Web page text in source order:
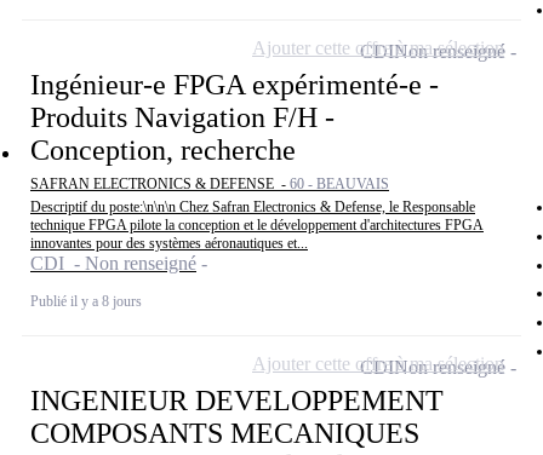
Ingénieur-e FPGA expérimenté-e -
Produits Navigation F/H -
Conception, recherche
SAFRAN ELECTRONICS & DEFENSE - 60 - BEAUVAIS
Descriptif du poste:\n\n\n Chez Safran Electronics & Defense, le Responsable
technique FPGA pilote la conception et le développement d'architectures FPGA
innovantes pour des systèmes aéronautiques et...
CDI - Non renseigné
Publié il y a 8 jours
CDINon renseigné
Ajouter cette offre à ma sélection
INGENIEUR DEVELOPPEMENT
COMPOSANTS MECANIQUES
CDINon renseigné
Ajouter cette offre à ma sélection